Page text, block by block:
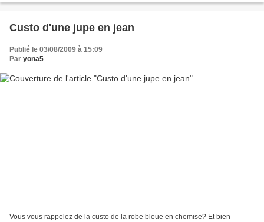
Custo d'une jupe en jean
Publié le 03/08/2009 à 15:09
Par yona5
Vous vous rappelez de la custo de la robe bleue en chemise? Et bien